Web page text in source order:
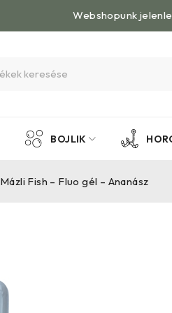
Webshopunk
BOJLIK
Mázli Fish – Fluo gél – Ananász